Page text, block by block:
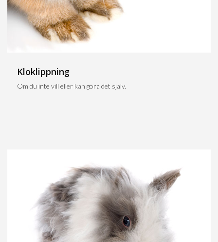
Kloklippning
Om du inte vill eller kan göra det själv.